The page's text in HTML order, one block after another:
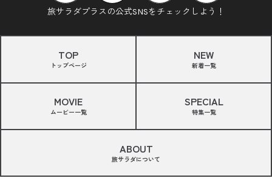
旅サラダプラスの公式SNSをチェックしよう！
TOP
トップページ
NEW
新着一覧
MOVIE
ムービー一覧
SPECIAL
特集一覧
ABOUT
旅サラダについて